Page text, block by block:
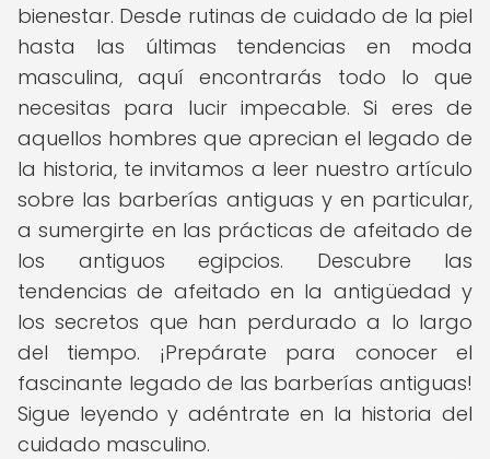
bienestar. Desde rutinas de cuidado de la piel
hasta las últimas tendencias en moda
masculina, aquí encontrarás todo lo que
necesitas para lucir impecable. Si eres de
aquellos hombres que aprecian el legado de
la historia, te invitamos a leer nuestro artículo
sobre las barberías antiguas y en particular,
a sumergirte en las prácticas de afeitado de
los antiguos egipcios. Descubre las
tendencias de afeitado en la antigüedad y
los secretos que han perdurado a lo largo
del tiempo. ¡Prepárate para conocer el
fascinante legado de las barberías antiguas!
Sigue leyendo y adéntrate en la historia del
cuidado masculino.